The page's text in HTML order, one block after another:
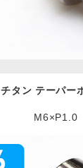
チタン テーパー
M6×P1.0